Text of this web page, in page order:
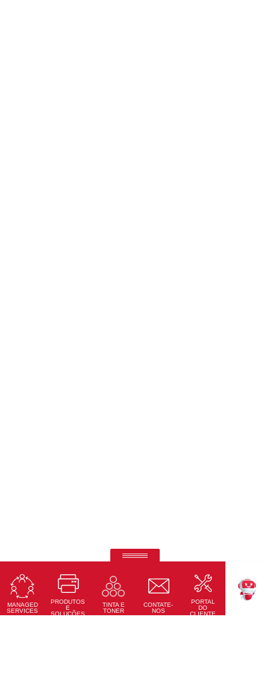
MANAGED
SERVICES
PRODUTOS
E
SOLUÇÕES
TINTA E
TONER
CONTATE-
NOS
PORTAL
DO
CLIENTE
Telas interativas Ricoh
Precisão tátil, conectividade total e design moderno
Saiba Mais